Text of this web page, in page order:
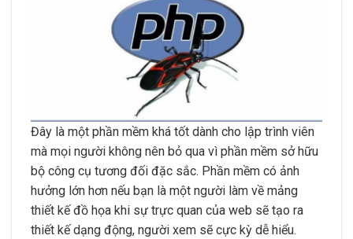
Đây là một phần mềm khá tốt dành cho lập trình viên
mà mọi người không nên bỏ qua vì phần mềm sở hữu
bộ công cụ tương đối đặc sắc. Phần mềm có ảnh
hưởng lớn hơn nếu bạn là một người làm về mảng
thiết kế đồ họa khi sự trực quan của web sẽ tạo ra
thiết kế dạng động, người xem sẽ cực kỳ dễ hiểu.